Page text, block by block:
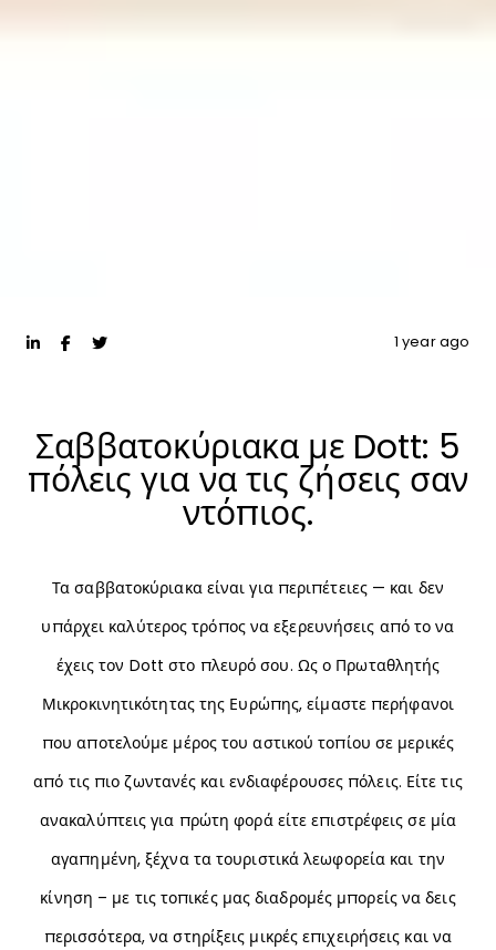
1 year ago
Σαββατοκύριακα με Dott: 5
πόλεις για να τις ζήσεις σαν
ντόπιος.
Τα σαββατοκύριακα είναι για περιπέτειες — και δεν
υπάρχει καλύτερος τρόπος να εξερευνήσεις από το να
έχεις τον Dott στο πλευρό σου. Ως ο Πρωταθλητής
Μικροκινητικότητας της Ευρώπης, είμαστε περήφανοι
που αποτελούμε μέρος του αστικού τοπίου σε μερικές
από τις πιο ζωντανές και ενδιαφέρουσες πόλεις. Είτε τις
ανακαλύπτεις για πρώτη φορά είτε επιστρέφεις σε μία
αγαπημένη, ξέχνα τα τουριστικά λεωφορεία και την
κίνηση – με τις τοπικές μας διαδρομές μπορείς να δεις
περισσότερα, να στηρίξεις μικρές επιχειρήσεις και να